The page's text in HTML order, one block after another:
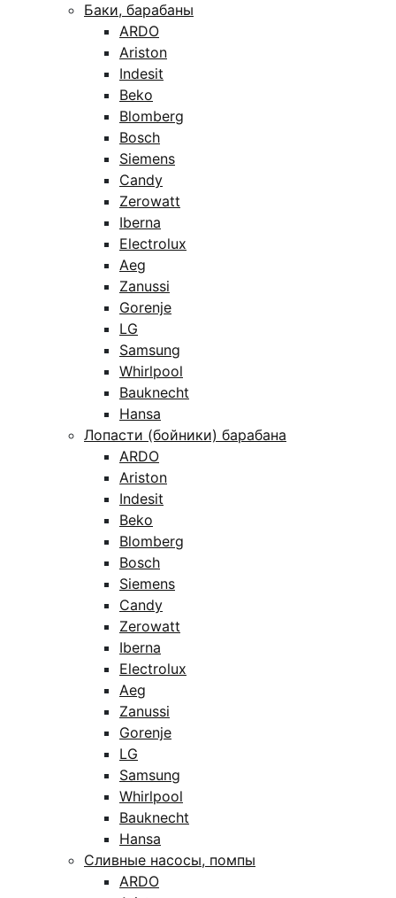
Баки, барабаны
ARDO
Ariston
Indesit
Beko
Blomberg
Bosch
Siemens
Candy
Zerowatt
Iberna
Electrolux
Aeg
Zanussi
Gorenje
LG
Samsung
Whirlpool
Bauknecht
Hansa
Лопасти (бойники) барабана
ARDO
Ariston
Indesit
Beko
Blomberg
Bosch
Siemens
Candy
Zerowatt
Iberna
Electrolux
Aeg
Zanussi
Gorenje
LG
Samsung
Whirlpool
Bauknecht
Hansa
Сливные насосы, помпы
ARDO